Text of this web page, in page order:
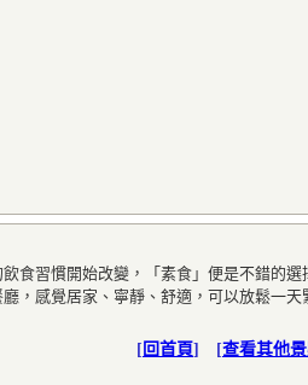
食習慣開始改變，「素食」便是不錯的
，感覺居家、寧靜、舒適，可以放鬆一
[ 回首頁] [查看其他